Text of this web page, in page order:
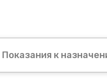
Показания к